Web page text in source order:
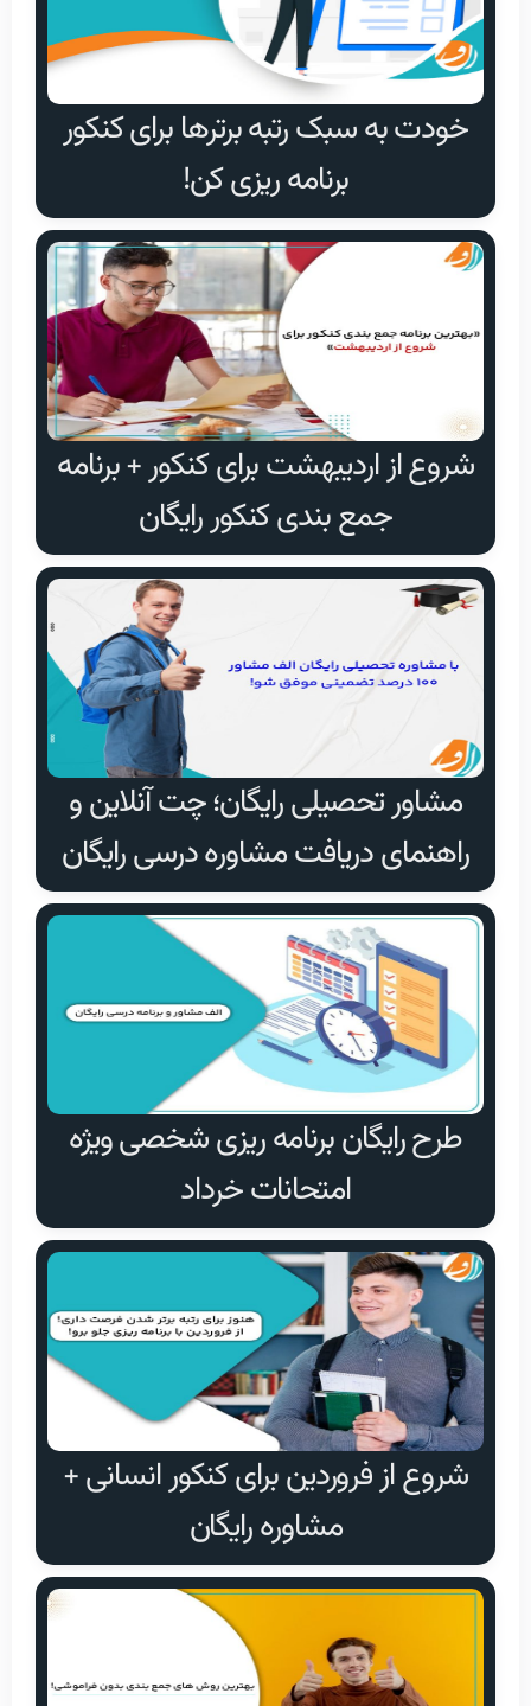
خودت به سبک رتبه برترها برای کنکور
برنامه ریزی کن!
شروع از اردیبهشت برای کنکور + برنامه
جمع بندی کنکور رایگان
مشاور تحصیلی رایگان؛ چت آنلاین و
راهنمای دریافت مشاوره درسی رایگان
طرح رایگان برنامه ریزی شخصی ویژه
امتحانات خرداد
شروع از فروردین برای کنکور انسانی +
مشاوره رایگان